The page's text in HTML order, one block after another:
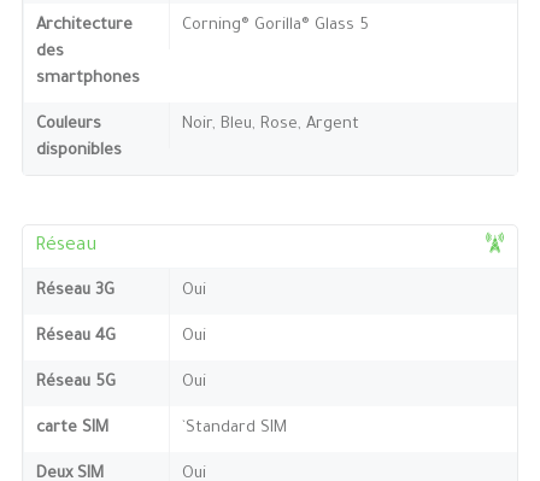
Architecture
des
smartphones
Corning® Gorilla® Glass 5
Couleurs
disponibles
Noir, Bleu, Rose, Argent
Réseau
Réseau 3G Oui
Réseau 4G Oui
Réseau 5G Oui
carte SIM `Standard SIM
Deux SIM Oui